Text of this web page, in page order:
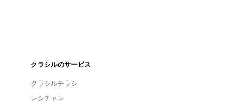
クラシルのサービス
クラシルチラシ
レシチャレ